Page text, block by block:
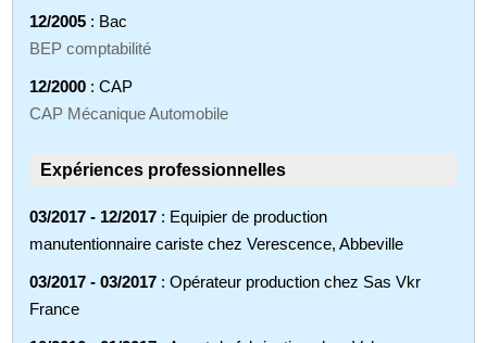
12/2005 : Bac
BEP comptabilité
12/2000 : CAP
CAP Mécanique Automobile
Expériences professionnelles
03/2017 - 12/2017 : Equipier de production
manutentionnaire cariste chez Verescence, Abbeville
03/2017 - 03/2017 : Opérateur production chez Sas Vkr
France